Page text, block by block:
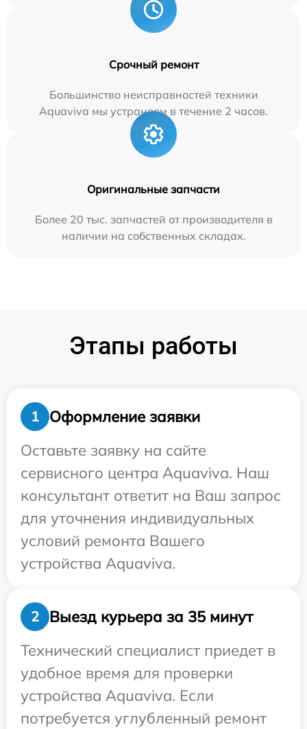
Срочный ремонт
Большинство неисправностей техники
Aquaviva мы устраняем в течение 2 часов.
Оригинальные запчасти
Более 20 тыс. запчастей от производителя в
наличии на собственных складах.
Этапы работы
1
Оформление заявки
Оставьте заявку на сайте
сервисного центра Aquaviva. Наш
консультант ответит на Ваш запрос
для уточнения индивидуальных
условий ремонта Вашего
устройства Aquaviva.
2
Выезд курьера за 35 минут
Технический специалист приедет в
удобное время для проверки
устройства Aquaviva. Если
потребуется углубленный ремонт